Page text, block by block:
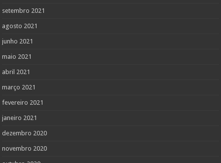
setembro 2021
agosto 2021
junho 2021
maio 2021
abril 2021
março 2021
fevereiro 2021
janeiro 2021
dezembro 2020
novembro 2020